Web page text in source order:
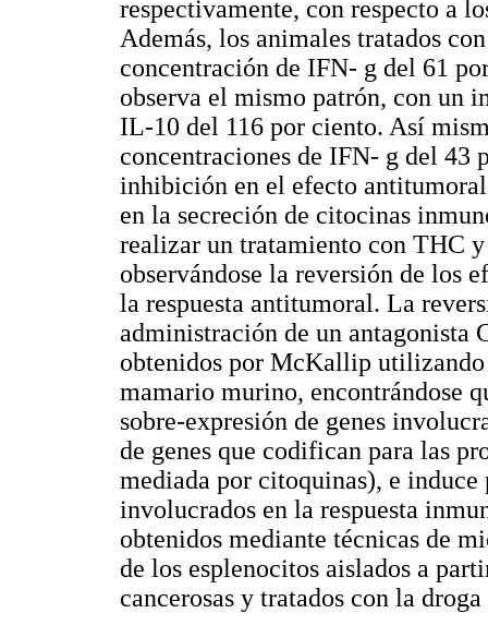
respectivamente, con respecto a
Además, los animales tratados
concentración de IFN- g del 61
observa el mismo patrón, con un
IL-10 del 116 por ciento. Así
concentraciones de IFN- g del 43
inhibición en el efecto
en la secreción de citocinas
realizar un tratamiento con THC
observándose la reversión de los
la respuesta antitumoral. La
administración de un antagonista
obtenidos por McKallip
mamario murino, encontrándose
sobre-expresión de genes
de genes que codifican para las
mediada por citoquinas), e induce
involucrados en la respuesta
obtenidos mediante técnicas de
de los esplenocitos aislados a
cancerosas y tratados con la